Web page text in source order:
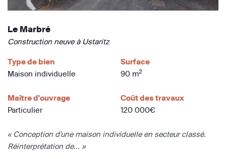
Le Marbré
Construction neuve à Ustaritz
Type de bien
Maison individuelle
Surface
90 m2
Maître d'ouvrage
Particulier
Coût des travaux
120 000€
« Conception d'une maison individuelle en secteur classé.
Réinterprétation de... »